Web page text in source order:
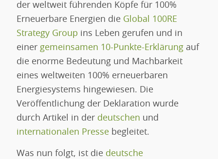
der weltweit führenden Köpfe für 100%
Erneuerbare Energien die Global 100RE
Strategy Group ins Leben gerufen und in
einer gemeinsamen 10-Punkte-Erklärungauf
die enorme Bedeutung und Machbarkeit
eines weltweiten 100% erneuerbaren
Energiesystems hingewiesen. Die
Veröffentlichung der Deklaration wurde
durch Artikel in der deutschen und
internationalen Pressebegleitet.
Was nun folgt, ist die deutsche